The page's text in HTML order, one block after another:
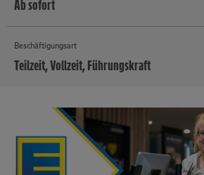
Ab sofort
Beschäftigungsart
Teilzeit, Vollzeit, Führungskraft